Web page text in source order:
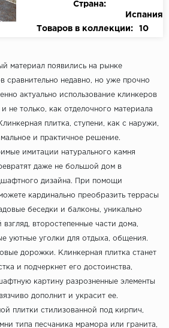
Страна:
Испания
Товаров в коллекции:
10
материал появились на рынке
сравнительно недавно, но уже прочно
актуально использование клинкеров
не только, как отделочного материала
плитка, ступени, как с наружи,
и практичное решение.
имитации натурального камня
даже не большой дом в
дизайна. При помощи
кардинально преобразить террасы
беседки и балконы, уникально
второстепенные части дома,
уютные уголки для отдыха, общения.
дорожки. Клинкерная плитка станет
и подчеркнет его достоинства,
картину разрозненные элементы
дополнит и украсит ее.
плитки стилизованной под кирпич,
типа песчаника мрамора или гранита,